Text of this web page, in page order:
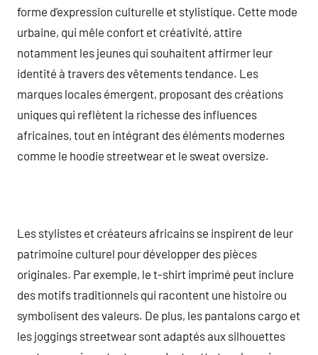
forme d’expression culturelle et stylistique. Cette mode
urbaine, qui mêle confort et créativité, attire
notamment les jeunes qui souhaitent affirmer leur
identité à travers des vêtements tendance. Les
marques locales émergent, proposant des créations
uniques qui reflètent la richesse des influences
africaines, tout en intégrant des éléments modernes
comme le hoodie streetwear et le sweat oversize.
Les stylistes et créateurs africains se inspirent de leur
patrimoine culturel pour développer des pièces
originales. Par exemple, le t-shirt imprimé peut inclure
des motifs traditionnels qui racontent une histoire ou
symbolisent des valeurs. De plus, les pantalons cargo et
les joggings streetwear sont adaptés aux silhouettes